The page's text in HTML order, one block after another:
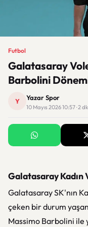
Futbol
Galatasaray
Barbolini
Y Yazar Spor
10 Mayıs 2026 10:57 · 2
Galatasaray Kadın
Galatasaray SK'nın
çeken bir durum
Massimo Barbolini ile